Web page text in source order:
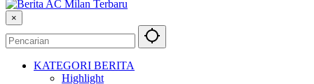
×
KATEGORI BERITA
Highlight